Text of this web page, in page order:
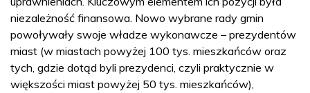
niezależność finansowa. Nowo wybrane rady gmin
powoływały swoje władze wykonawcze – prezydentów
miast (w miastach powyżej 100 tys. mieszkańców oraz
tych, gdzie dotąd byli prezydenci, czyli praktycznie w
większości miast powyżej 50 tys. mieszkańców),